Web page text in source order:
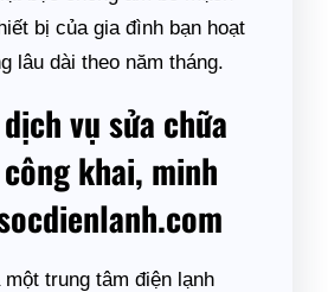
bị của gia đình bạn hoạt
lâu dài theo năm tháng.
vụ sửa chữa
khai, minh
trung tâm điện lạnh